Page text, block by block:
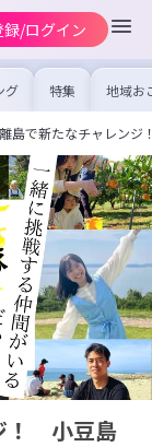
/ログイン
グ 特集 地域お
の求
を集め
事内容
を比較
合った
けよう
島で新たなチャレン
！ 小豆島